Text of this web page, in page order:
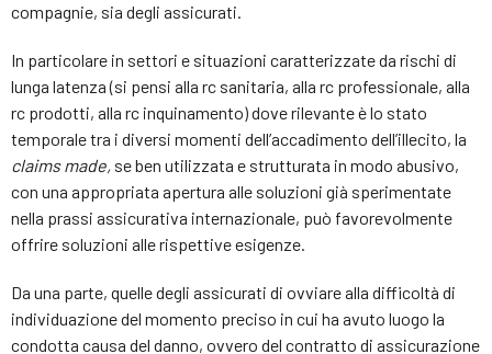
compagnie, sia degli assicurati.
In particolare in settori e situazioni caratterizzate da rischi di
lunga latenza (si pensi alla rc sanitaria, alla rc professionale, alla
rc prodotti, alla rc inquinamento) dove rilevante è lo stato
temporale tra i diversi momenti dell’accadimento dell’illecito, la
claims made, se ben utilizzata e strutturata in modo abusivo,
con una appropriata apertura alle soluzioni già sperimentate
nella prassi assicurativa internazionale, può favorevolmente
offrire soluzioni alle rispettive esigenze.
Da una parte, quelle degli assicurati di ovviare alla difficoltà di
individuazione del momento preciso in cui ha avuto luogo la
condotta causa del danno, ovvero del contratto di assicurazione